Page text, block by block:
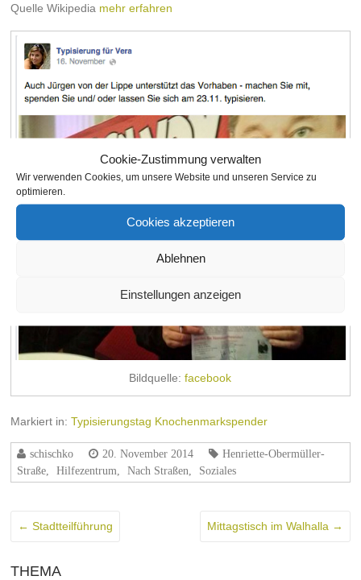
Cookie-Zustimmung verwalten
Wir verwenden Cookies, um unsere Website und unseren Service zu
optimieren.
Cookies akzeptieren
Ablehnen
Einstellungen anzeigen
Quelle Wikipedia mehr erfahren
Bildquelle:facebook
Markiert in:Typisierungstag Knochenmarkspender
schischko 20. November 2014
Henriette-Obermüller-
Straße
Hilfezentrum Nach Straßen Soziales
← Stadtteilführung Mittagstisch im Walhalla →
THEMA